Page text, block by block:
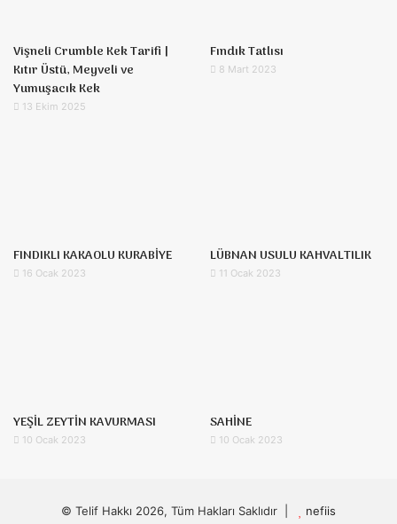
Vişneli Crumble Kek Tarifi |
Kıtır Üstü, Meyveli ve
Yumuşacık Kek
13 Ekim 2025
Fındık Tatlısı
8 Mart 2023
FINDIKLI KAKAOLU KURABİYE
16 Ocak 2023
LÜBNAN USULU KAHVALTILIK
11 Ocak 2023
YEŞİL ZEYTİN KAVURMASI
10 Ocak 2023
SAHİNE
10 Ocak 2023
© Telif Hakkı 2026, Tüm Hakları Saklıdır | nefiis